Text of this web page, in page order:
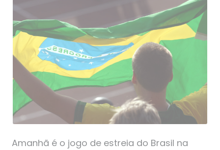
Amanhã é o jogo de estreia do Brasil na